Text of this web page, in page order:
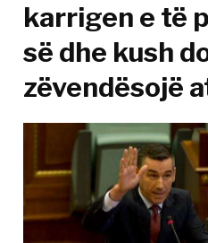
karrigen e të
së dhe kush
zëvendësojë